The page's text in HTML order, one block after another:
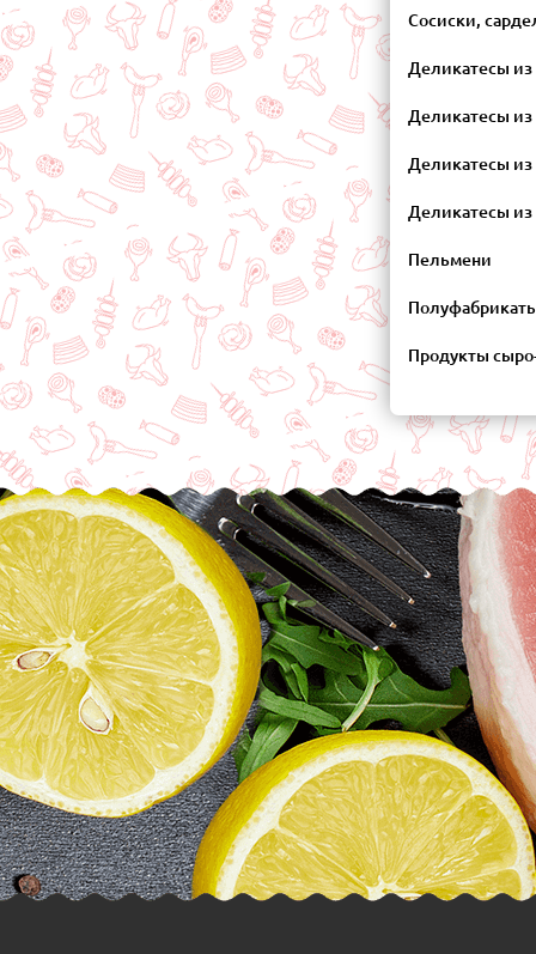
Сосиски,
Деликатесы
Деликатесы
Деликатесы
Деликатесы из
Пельмени
Продукты